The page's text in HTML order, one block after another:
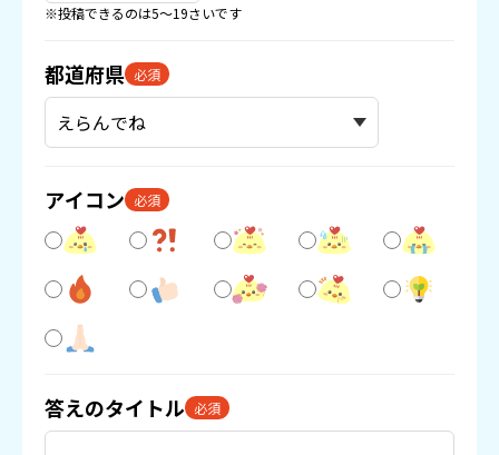
※投稿できるのは5〜19さいです
都道府県 必須
アイコン 必須
答えのタイトル 必須